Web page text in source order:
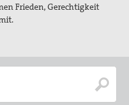
Frieden, Gerechtigkeit